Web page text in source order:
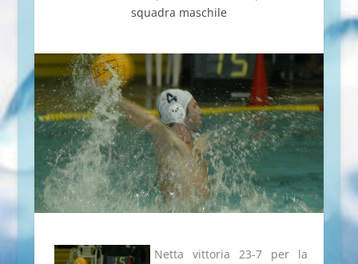
squadra maschile
Netta vittoria 23-7 per la